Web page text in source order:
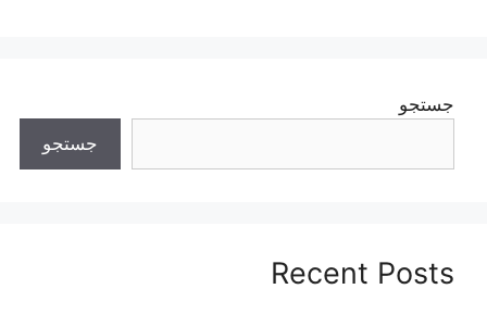
جستجو
جستجو
Recent Posts